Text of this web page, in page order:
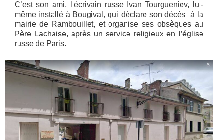
C’est son ami, l’écrivain russe Ivan Tourgueniev, lui-
même installé à Bougival, qui déclare son décès à la
mairie de Rambouillet, et organise ses obsèques au
Père Lachaise, après un service religieux en l’église
russe de Paris.